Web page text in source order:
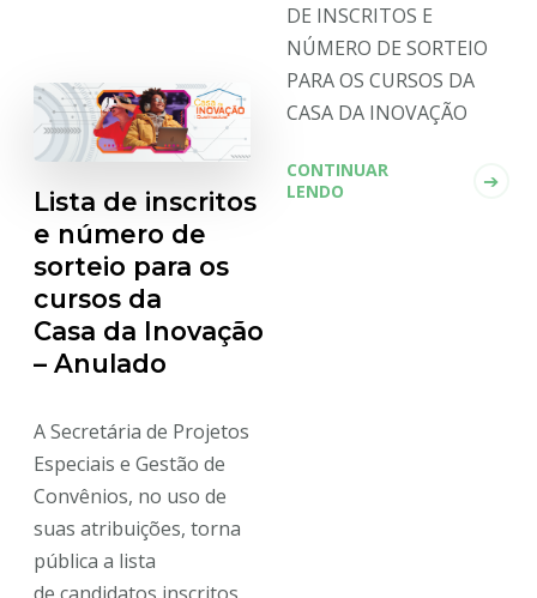
DE INSCRITOS E
NÚMERO DE SORTEIO
PARA OS CURSOS DA
CASA DA INOVAÇÃO
CONTINUAR
LENDO
Lista de inscritos
e número de
sorteio para os
cursos da
Casa da Inovação
– Anulado
A Secretária de Projetos
Especiais e Gestão de
Convênios, no uso de
suas atribuições, torna
pública a lista